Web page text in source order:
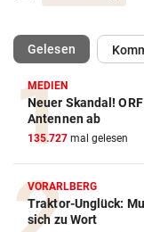
Gelesen
MEDIEN
Neuer Skandal!
Antennen ab
135.727 mal gelesen
VORARLBERG
Traktor-Unglück:
sich zu Wort